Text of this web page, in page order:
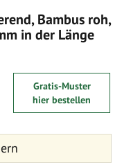
Bambus roh,
in der Länge
Gratis-Muster
hier bestellen